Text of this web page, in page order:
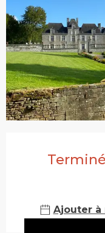
Ajouter à